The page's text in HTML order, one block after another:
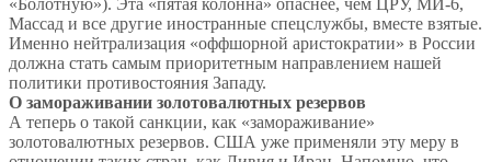
«Болотную»). Эта «пятая колонна» опаснее, чем ЦРУ, МИ-6,
Массад и все другие иностранные спецслужбы, вместе взятые.
Именно нейтрализация «оффшорной аристократии» в России
должна стать самым приоритетным направлением нашей
политики противостояния Западу.
О замораживании золотовалютных резервов
А теперь о такой санкции, как «замораживание»
золотовалютных резервов. США уже применяли эту меру в